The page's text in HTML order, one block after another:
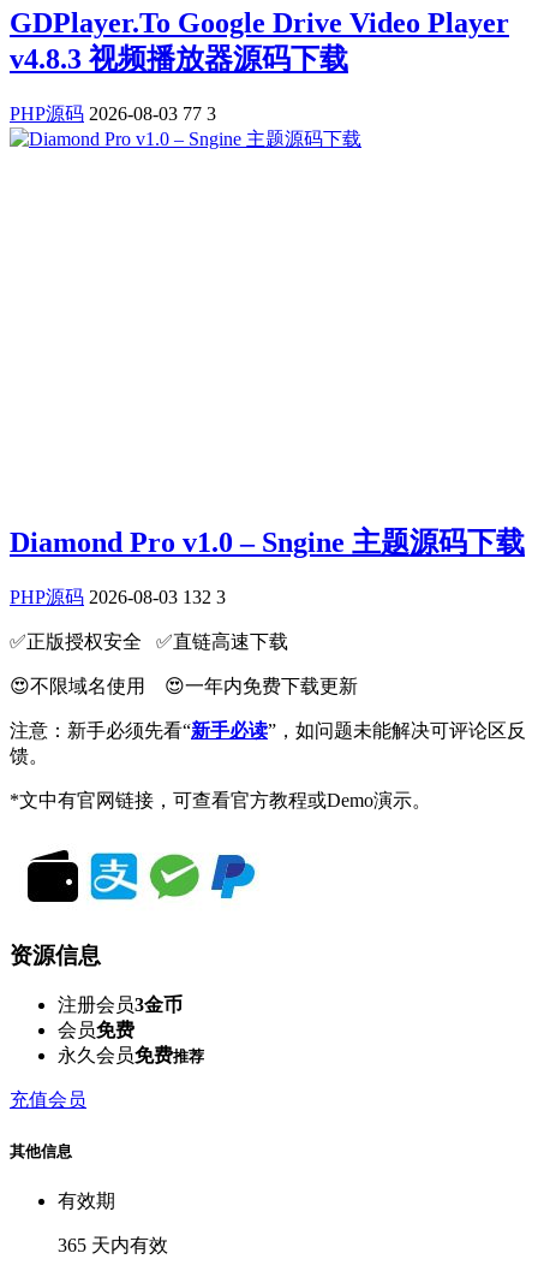
GDPlayer.To Google Drive Video Player
v4.8.3 视频播放器源码下载
PHP源码 2026-08-03 77 3
Diamond Pro v1.0 – Sngine 主题源码下载
PHP源码 2026-08-03 132 3
✅️正版授权安全 ✅️直链高速下载
😍不限域名使用 😍一年内免费下载更新
注意：新手必须先看“新手必读”，如问题未能解决可评论区反
馈。
*文中有官网链接，可查看官方教程或Demo演示。
资源信息
注册会员3金币
会员免费
永久会员免费推荐
充值会员
其他信息
有效期
365 天内有效